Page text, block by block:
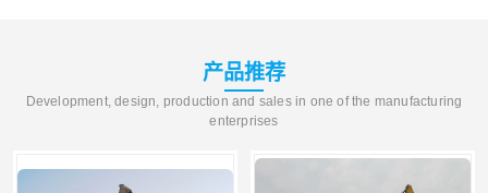
产品推荐
Development, design, production and sales in one of the manufacturing
enterprises